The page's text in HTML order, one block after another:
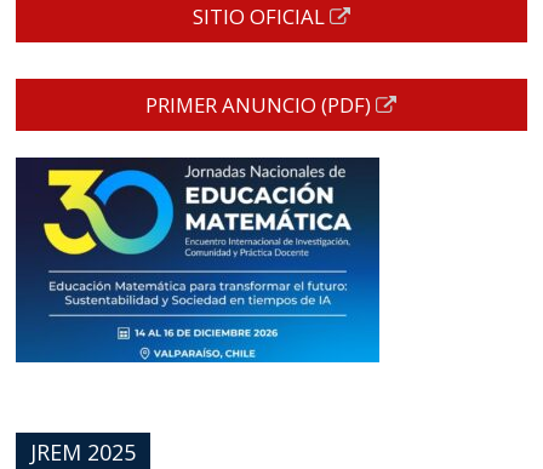
SITIO OFICIAL
PRIMER ANUNCIO (PDF)
JREM 2025